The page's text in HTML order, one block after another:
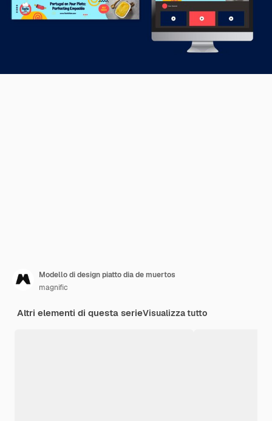
Modello di design piatto dia de muertos
magnific
Altri elementi di questa serieVisualizza tutto